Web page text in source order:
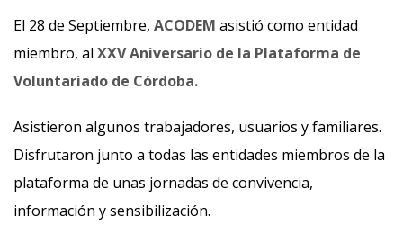
El 28 de Septiembre, ACODEM asistió como entidad
miembro, al XXV Aniversario de la Plataforma de
Voluntariado de Córdoba.
Asistieron algunos trabajadores, usuarios y familiares.
Disfrutaron junto a todas las entidades miembros de la
plataforma de unas jornadas de convivencia,
información y sensibilización.